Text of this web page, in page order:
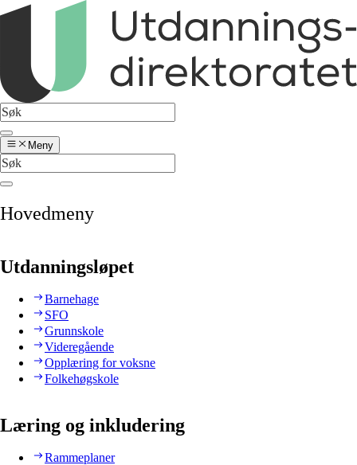
Meny
Hovedmeny
Utdanningsløpet
Barnehage
SFO
Grunnskole
Videregående
Opplæring for voksne
Folkehøgskole
Læring og inkludering
Rammeplaner